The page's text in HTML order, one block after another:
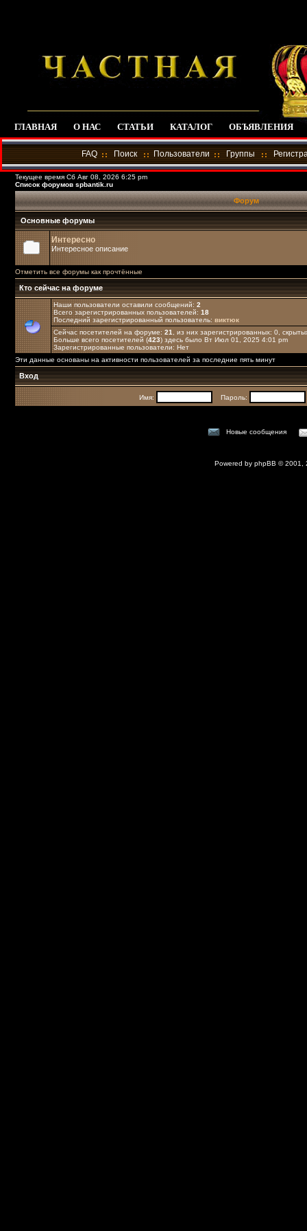
ГЛАВНАЯ О НАС СТАТЬИ КАТАЛОГ ОБЪЯВЛЕНИЯ
FAQ Поиск Пользователи Группы
Текущее время Сб Авг 08, 2026 6:25 pm
Список форумов spbantik.ru
Форум
Основные форумы
Интересно
Интересное описание
Отметить все форумы как прочтённые
Кто сейчас на форуме
Наши пользователи оставили сообщений: 2
Всего зарегистрированных пользователей: 18
Последний зарегистрированный пользователь: виктюк
Сейчас посетителей на форуме: 21
, из них зарегистрированных: 0,
Больше всего посетителей (423) здесь было Вт Июл 01, 2025 4:01 pm
Зарегистрированные пользователи: Нет
Эти данные основаны на активности пользователей за последние пять минут
Вход
Имя: Пароль:
Новые сообщения
Powered by phpBB © 2001,